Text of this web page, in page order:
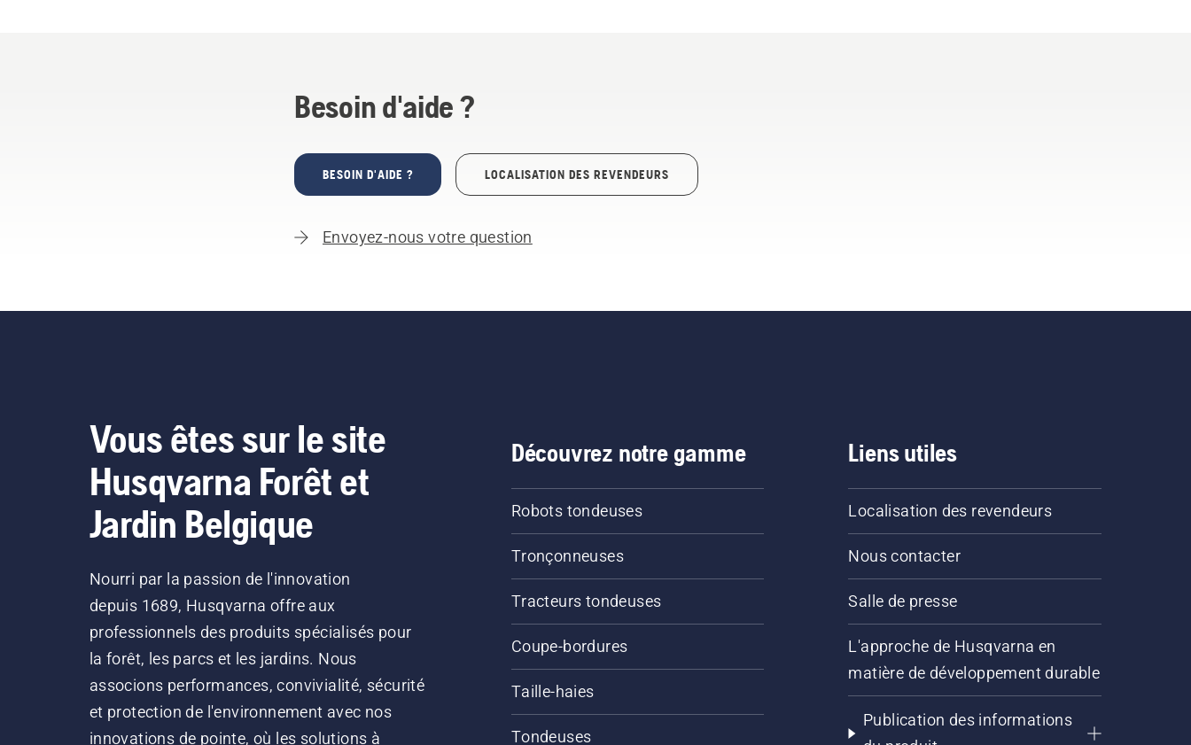
Besoin d'aide ?
BESOIN D'AIDE ? LOCALISATION DES REVENDEURS
Envoyez-nous votre question
Vous êtes sur le site
Husqvarna Forêt et
Jardin Belgique
Nourri par la passion de l'innovation
depuis 1689, Husqvarna offre aux
professionnels des produits spécialisés pour
la forêt, les parcs et les jardins. Nous
associons performances, convivialité, sécurité
et protection de l'environnement avec nos
innovations de pointe, où les solutions à
Découvrez notre gamme
Robots tondeuses
Tronçonneuses
Tracteurs tondeuses
Coupe-bordures
Taille-haies
Tondeuses
Liens utiles
Localisation des revendeurs
Nous contacter
Salle de presse
L'approche de Husqvarna en
matière de développement durable
Publication des informations